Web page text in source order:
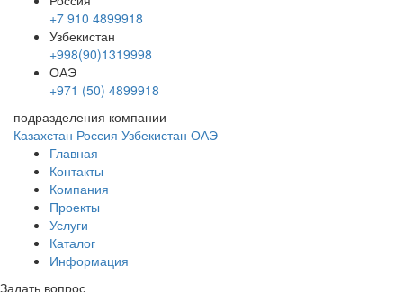
+7 910 4899918
Узбекистан
+998(90)1319998
ОАЭ
+971 (50) 4899918
подразделения компании
Казахстан Россия Узбекистан ОАЭ
Главная
Контакты
Компания
Проекты
Услуги
Каталог
Информация
Задать вопрос